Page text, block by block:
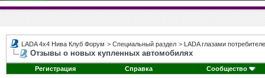
LADA 4x4 Нива Клуб Форум > Специальный раздел > LADA глазами
Отзывы о новых купленных автомобилях
Регистрация Справка Сообщество